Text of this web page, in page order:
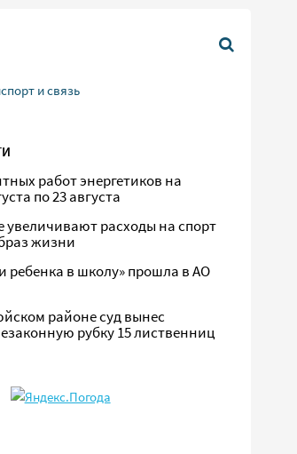
и связь
работ энергетиков на
по 23 августа
увеличивают расходы на спорт
жизни
ребенка в школу» прошла в АО
районе суд вынес
рубку 15 лиственниц